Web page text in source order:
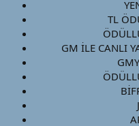
TL
GM İLE CANLI